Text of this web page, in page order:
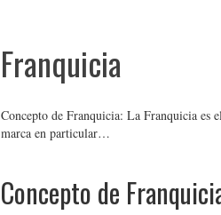
Franquicia
Concepto de Franquicia: La Franquicia es
marca en particular…
Concepto de